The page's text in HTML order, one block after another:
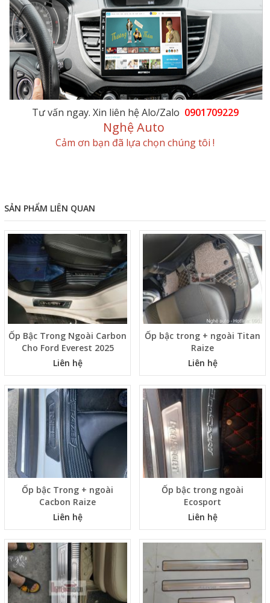
Tư vấn ngay. Xin liên hệ Alo/Zalo 0901709229
Nghệ Auto
Cảm ơn bạn đã lựa chọn chúng tôi !
SẢN PHẨM LIÊN QUAN
Ốp Bậc Trong Ngoài Carbon
Cho Ford Everest 2025
Liên hệ
Ốp bậc trong + ngoài Titan
Raize
Liên hệ
Ốp bậc Trong + ngoài
Cacbon Raize
Liên hệ
Ốp bậc trong ngoài
Ecosport
Liên hệ